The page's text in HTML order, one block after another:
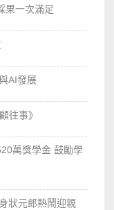
果一次滿足
AI發展
往事》
萬獎學金 鼓勵學
狀元郎熱鬧迎親